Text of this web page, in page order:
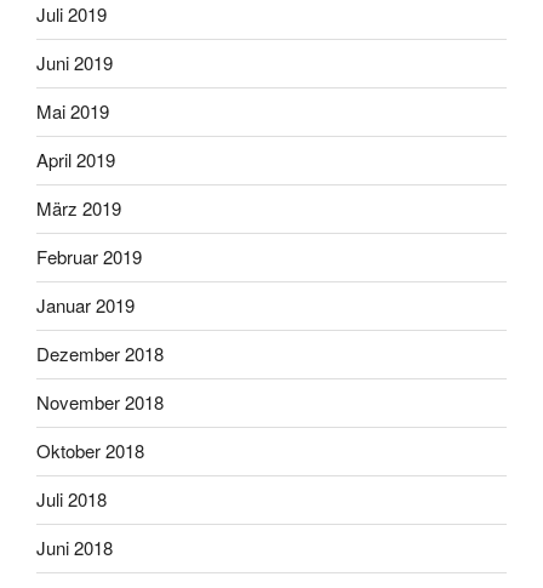
Juli 2019
Juni 2019
Mai 2019
April 2019
März 2019
Februar 2019
Januar 2019
Dezember 2018
November 2018
Oktober 2018
Juli 2018
Juni 2018